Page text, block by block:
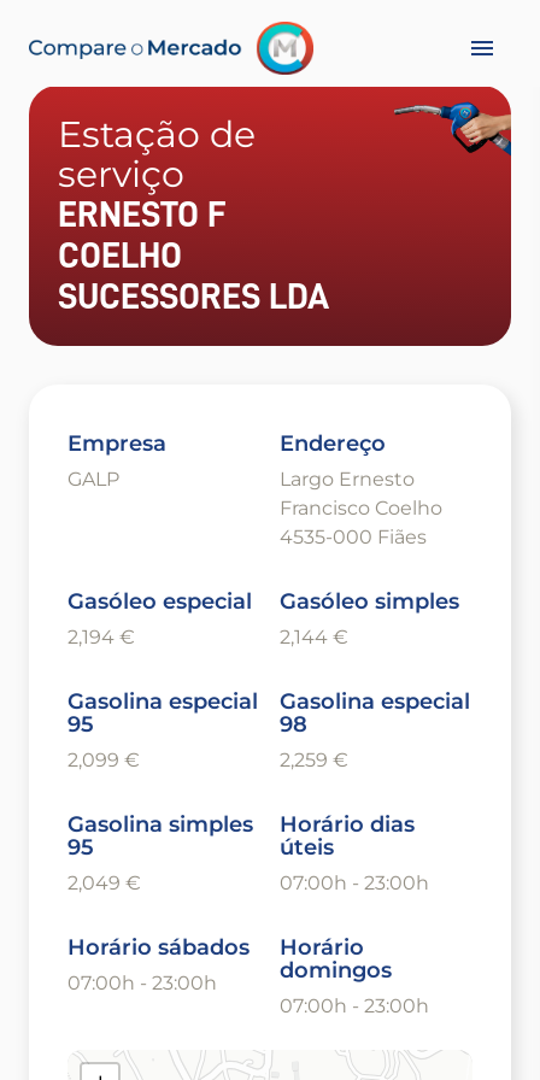
Estação de
serviço
ERNESTO F
COELHO
SUCESSORES LDA
Empresa
GALP
Endereço
Largo Ernesto
Francisco Coelho
4535-000 Fiães
Gasóleo especial
2,194 €
Gasóleo simples
2,144 €
Gasolina especial
95
2,099 €
Gasolina especial
98
2,259 €
Gasolina simples
95
2,049 €
Horário dias
úteis
07:00h - 23:00h
Horário sábados
07:00h - 23:00h
Horário
domingos
07:00h - 23:00h